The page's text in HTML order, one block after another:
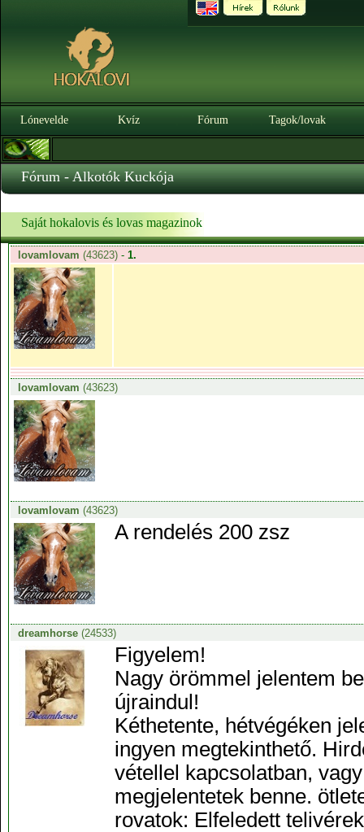
Lónevelde Kvíz Fórum Tagok/lovak
Fórum - Alkotók Kuckója
Saját hokalovis és lovas magazinok
lovamlovam (43623) - 1.
lovamlovam (43623)
lovamlovam (43623)
A rendelés 200 zsz
dreamhorse(24533)
Figyelem!
Nagy örömmel jelentem
újraindul!
Kéthetente, hétvégéken
ingyen megtekinthető.
vétellel kapcsolatban,
megjelentetek benne.
rovatok: Elfeledett